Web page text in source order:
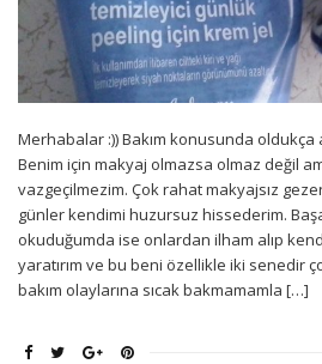
Merhabalar :)) Bakım konusunda
Benim için makyaj olmazsa olmaz değil
vazgeçilmezim. Çok rahat makyajsız
günler kendimi huzursuz hissederim.
okuduğumda ise onlardan ilham alıp
yaratırım ve bu beni özellikle iki senedir
bakım olaylarına sıcak bakmamamla […]